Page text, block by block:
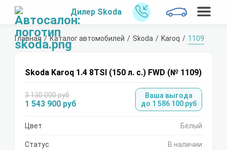
Дилер Skoda
Главная Каталог автомобилей Skoda Karoq 1109
Skoda Karoq 1.4 8TSI (150 л. с.) FWD (№ 1109)
3 130 000 руб
1 543 900 руб
Ваша выгода
до 1 586 100 руб
Цвет Белый
Статус В наличии